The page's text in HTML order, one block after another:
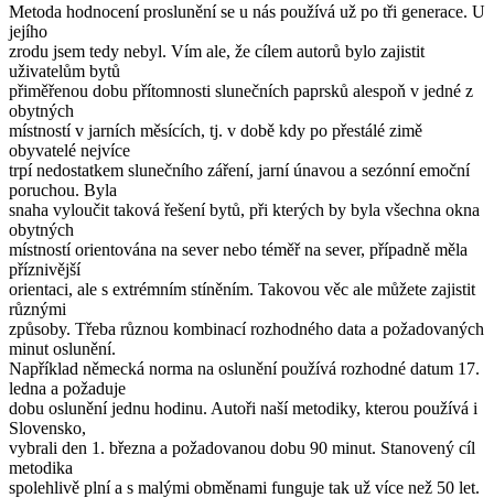
Metoda hodnocení proslunění se u nás používá už po tři generace. U
jejího
zrodu jsem tedy nebyl. Vím ale, že cílem autorů bylo zajistit
uživatelům bytů
přiměřenou dobu přítomnosti slunečních paprsků alespoň v jedné z
obytných
místností v jarních měsících, tj. v době kdy po přestálé zimě
obyvatelé nejvíce
trpí nedostatkem slunečního záření, jarní únavou a sezónní emoční
poruchou. Byla
snaha vyloučit taková řešení bytů, při kterých by byla všechna okna
obytných
místností orientována na sever nebo téměř na sever, případně měla
příznivější
orientaci, ale s extrémním stíněním. Takovou věc ale můžete zajistit
různými
způsoby. Třeba různou kombinací rozhodného data a požadovaných
minut oslunění.
Například německá norma na oslunění používá rozhodné datum 17.
ledna a požaduje
dobu oslunění jednu hodinu. Autoři naší metodiky, kterou používá i
Slovensko,
vybrali den 1. března a požadovanou dobu 90 minut. Stanovený cíl
metodika
spolehlivě plní a s malými obměnami funguje tak už více než 50 let.